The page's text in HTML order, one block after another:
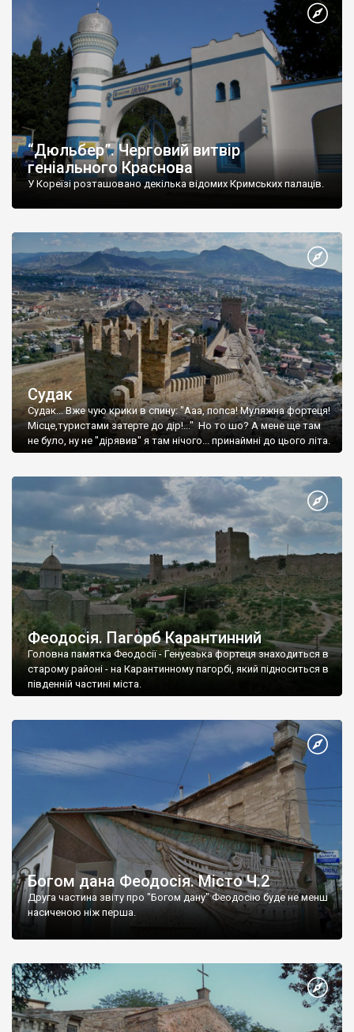
“Дюльбер”. Черговий витвір
геніального Краснова
У Кореїзі розташовано декілька відомих Кримських палаців.
Судак
Судак... Вже чую крики в спину: "Ааа, попса! Муляжна фортеця!
Місце,туристами затерте до дір!..." Но то шо? А мене ще там
не було, ну не "дірявив" я там нічого... принаймні до цього літа.
Феодосія. Пагорб Карантинний
Головна памятка Феодосії - Генуезька фортеця знаходиться в
старому районі - на Карантинному пагорбі, який підноситься в
південній частині міста.
Богом дана Феодосія. Місто Ч.2
Друга частина звіту про "Богом дану" Феодосію буде не менш
насиченою ніж перша.